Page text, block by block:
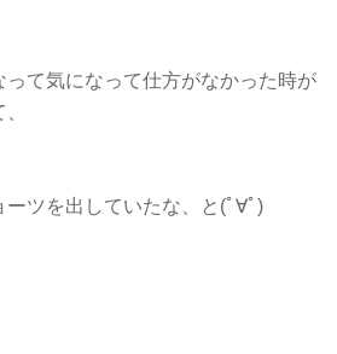
って気になって仕方がなかった時が
ツを出していたな、と(ﾟ∀ﾟ)